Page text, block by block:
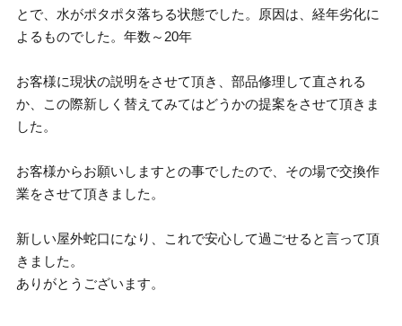
とで、水がポタポタ落ちる状態でした。原因は、経年劣化に
よるものでした。年数～20年
お客様に現状の説明をさせて頂き、部品修理して直される
か、この際新しく替えてみてはどうかの提案をさせて頂きま
した。
お客様からお願いしますとの事でしたので、その場で交換作
業をさせて頂きました。
新しい屋外蛇口になり、これで安心して過ごせると言って頂
きました。
ありがとうございます。